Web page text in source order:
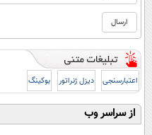
اعتبارسنجی دیزل ژنراتور بوکینگ
از سراسر وب